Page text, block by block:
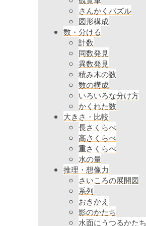
さんかくパズル
図形構成
数・分ける
計数
同数発見
異数発見
積み木の数
数の構成
いろいろな分け方
かくれた数
大きさ・比較
長さくらべ
高さくらべ
重さくらべ
水の量
推理・想像力
さいころの展開図
系列
おきかえ
影のかたち
水面にうつるかたち